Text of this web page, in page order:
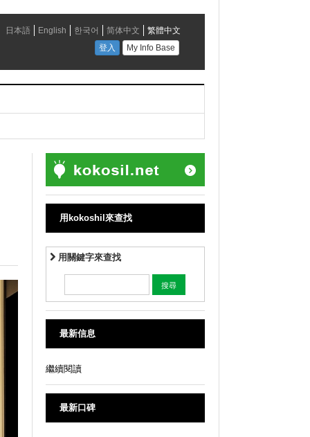
用kokoshil來查找
用關鍵字來查找
最新信息
繼續閱讀
最新口碑